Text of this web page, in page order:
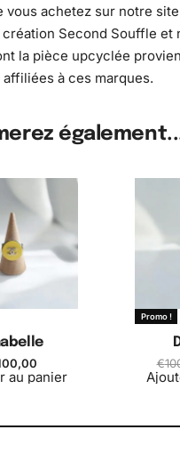
vous achetez sur notre
Second Souffle et
la pièce upcyclée
affiliées à ces marques.
au panier
Promo !
€